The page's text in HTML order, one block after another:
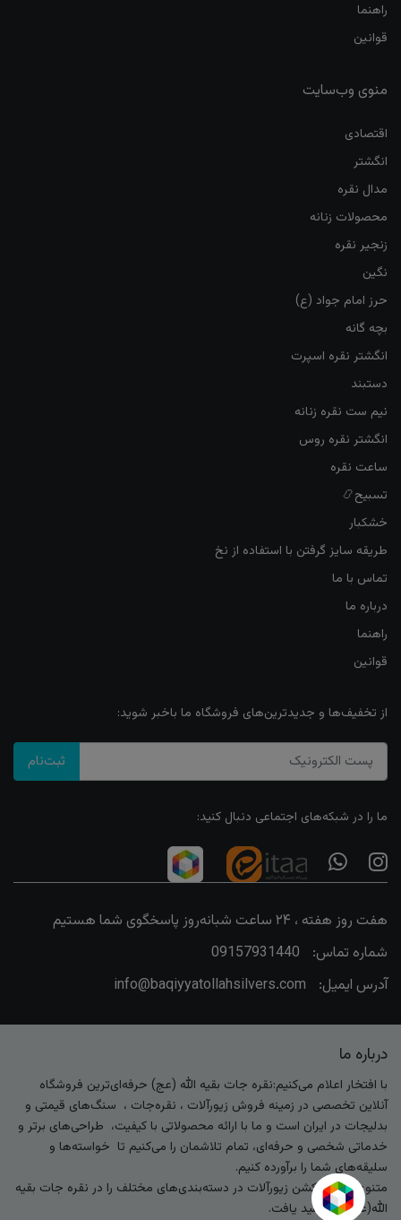
راهنما
قوانین
منوی وب‌سایت
اقتصادی
انگشتر
مدال نقره
محصولات زنانه
زنجیر نقره
نگین
حرز امام جواد (ع)
بچه گانه
انگشتر نقره اسپرت
دستبند
نیم ست نقره زنانه
انگشتر نقره روس
ساعت نقره
تسبیح📿
خشکبار
طریقه سایز گرفتن با استفاده از نخ
تماس با ما
درباره ما
راهنما
قوانین
از تخفیف‌ها و جدیدترین‌های فروشگاه ما باخبر شوید:
ثبت‌نام
ما را در شبکه‌های اجتماعی دنبال کنید:
هفت روز هفته ، ۲۴ ساعت شبانه‌روز پاسخگوی شما هستیم
شماره تماس:
09157931440
آدرس ایمیل:
info@baqiyyatollahsilvers.com
درباره ما
با افتخار اعلام می‌کنیم:نقره جات بقیه الله (عج) حرفه‌ای‌ترین فروشگاه
آنلاین تخصصی در زمینه فروش زیورآلات ، نقره‌جات ، سنگ‌های قیمتی و
بدلیجات در ایران است و ما با ارائه محصولاتی با کیفیت، طراحی‌های برتر و
خدماتی شخصی و حرفه‌ای، تمام تلاشمان را می‌کنیم تا خواسته‌ها و
سلیقه‌های شما را برآورده کنیم.
متنوع‌ترین کالکشن زیورآلات در دسته‌بندی‌های مختلف را در نقره جات بقیه
الله(عج) خواهید یافت.